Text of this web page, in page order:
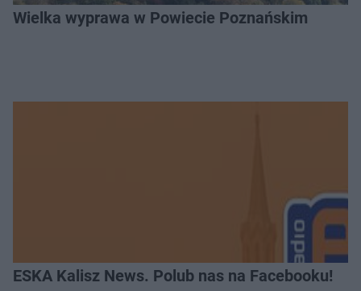
Wielka wyprawa w Powiecie Poznańskim
ESKA Kalisz News. Polub nas na Facebooku!